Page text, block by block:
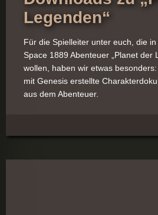
Legenden“
Für die Spielleiter unter euch, die
Space 1889 Abenteuer „Planet der
wollen, haben wir etwas
mit Genesis erstellte
aus dem Abenteuer.